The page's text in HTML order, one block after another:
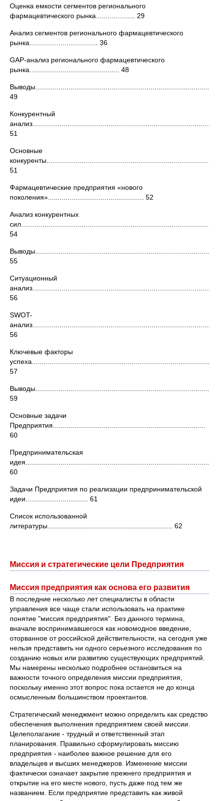
Оценка емкости сегментов регионального
фармацевтического рынка.................... 29
Анализ сегментов регионального фармацевтического
рынка................................... 36
GAP-анализ регионального фармацевтического
рынка.............................................. 48
49
Конкурентный
51
Основные
51
Фармацевтические предприятия «нового
поколения»................................................. 52
Анализ конкурентных
сил................................................................................................
54
55
Ситуационный
анализ...............................................................................................
56
SWOT-
56
Ключевые факторы
успеха...............................................................................................
57
59
Основные задачи
Предприятия..............................................................................
60
Предпринимательская
идея..............................................................................................
60
Задачи Предприятия по реализации предпринимательской
идеи................................ 61
Список использованной
литературы................................................................ 62
Миссия и стратегические цели Предприятия
Миссия предприятия как основа его развития
В последние несколько лет специалисты в области
управления все чаще стали использовать на практике
понятие "миссия предприятия". Без данного термина,
вначале воспринимавшегося как новомодное введение,
оторванное от российской действительности, на сегодня уже
нельзя представить ни одного серьезного исследования по
созданию новых или развитию существующих предприятий.
Мы намерены несколько подробнее остановиться на
важности точного определения миссии предприятия,
поскольку именно этот вопрос пока остается не до конца
осмысленным большинством проектантов.
Стратегический менеджмент можно определить как средство
обеспечения выполнения предприятием своей миссии.
Целеполагание - трудный и ответственный этап
планирования. Правильно сформулировать миссию
предприятия - наиболее важное решение для его
владельцев и высших менеджеров. Изменение миссии
фактически означает закрытие прежнего предприятия и
открытие на его месте нового, пусть даже под тем же
названием. Если предприятие представить как живой